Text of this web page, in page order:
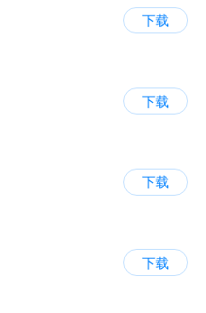
下载
下载
下载
下载